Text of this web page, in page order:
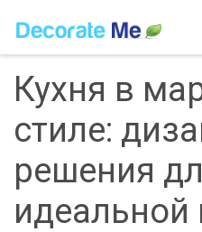
Кухня в
стиле:
решения
идеальной